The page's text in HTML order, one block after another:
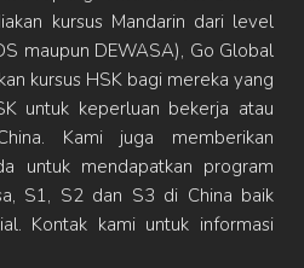
kursus Mandarin dari level
maupun DEWASA), Go Global
kursus HSK bagi mereka yang
untuk keperluan bekerja atau
Kami juga memberikan
untuk mendapatkan program
S1, S2 dan S3 di China baik
Kontak kami untuk informasi